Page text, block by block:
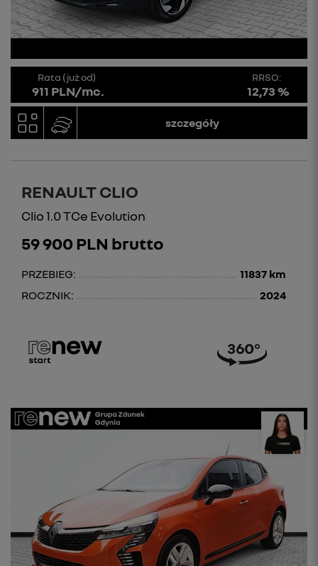
Rata (już od)
911 PLN/mc.
RRSO:
12,73 %
szczegóły
RENAULT CLIO
Clio 1.0 TCe Evolution
59 900 PLN brutto
PRZEBIEG:
11837 km
ROCZNIK:
2024